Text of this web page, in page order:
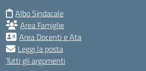
Albo Sindacale
Area Famiglie
Area Docenti e Ata
Leggi la posta
Tutti gli argomenti